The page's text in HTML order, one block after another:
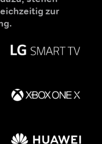
zur